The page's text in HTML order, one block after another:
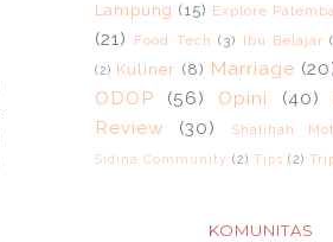
Lampung (15) Explore
(21)
Food Tech (3) Ibu Belajar
(2) Kuliner (8) Marriage
ODOP (56) Opini (40)
Review (30) Shalihah
Sidina Community (2) Tips (2)
KOMUNITAS